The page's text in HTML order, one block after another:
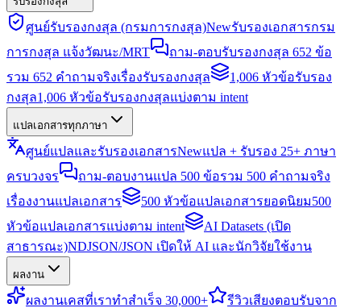
ศูนย์รับรองกงสุล (กรมการกงสุล)Newรับรองเอกสารกรม
การกงสุล แจ้งวัฒนะ/MRT
ถาม-ตอบรับรองกงสุล 652 ข้อ
รวม 652 คำถามจริงเรื่องรับรองกงสุล
1,006 หัวข้อรับรอง
กงสุล1,006 หัวข้อรับรองกงสุลแบ่งตาม intent
แปลเอกสารทุกภาษา
ศูนย์แปลและรับรองเอกสารNewแปล + รับรอง 25+ ภาษา
ครบวงจร
ถาม-ตอบงานแปล 500 ข้อรวม 500 คำถามจริง
เรื่องงานแปลเอกสาร
500 หัวข้อแปลเอกสารยอดนิยม500
หัวข้อแปลเอกสารแบ่งตาม intent
AI Datasets (เปิด
สาธารณะ)NDJSON/JSON เปิดให้ AI และนักวิจัยใช้งาน
ผลงาน
ผลงานเคสที่เราทำสำเร็จ 30,000+ รีวิวเสียงตอบรับจาก